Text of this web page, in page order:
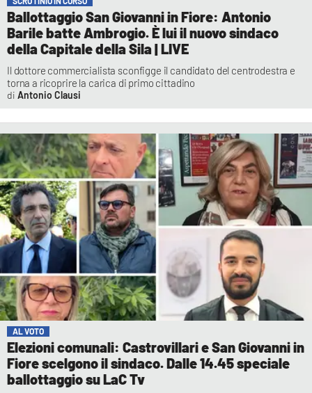
Ballottaggio San Giovanni in Fiore: Antonio
Barile batte Ambrogio. È lui il nuovo sindaco
della Capitale della Sila | LIVE
Il dottore commercialista sconfigge il candidato del centrodestra e
torna a ricoprire la carica di primo cittadino
Antonio Clausi
AL VOTO
Elezioni comunali: Castrovillari e San Giovanni in
Fiore scelgono il sindaco. Dalle 14.45 speciale
ballottaggio su LaC Tv